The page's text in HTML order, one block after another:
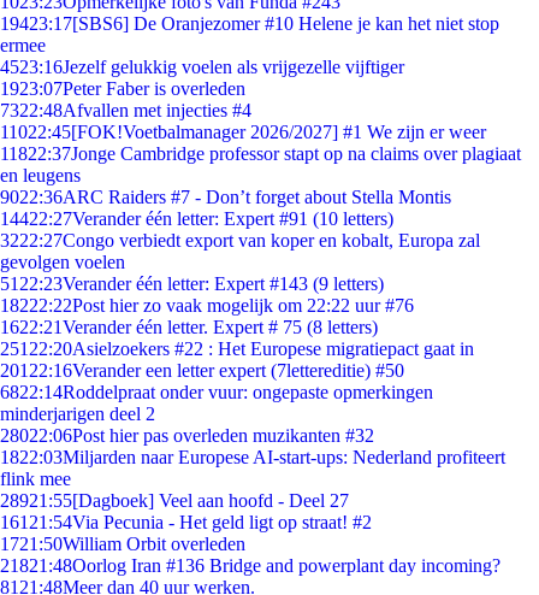
19423:17[SBS6] De Oranjezomer #10 Helene je kan het niet stop
ermee
4523:16Jezelf gelukkig voelen als vrijgezelle vijftiger
1923:07Peter Faber is overleden
7322:48Afvallen met injecties #4
11022:45[FOK!Voetbalmanager 2026/2027] #1 We zijn er weer
11822:37Jonge Cambridge professor stapt op na claims over plagiaat
en leugens
9022:36ARC Raiders #7 - Don’t forget about Stella Montis
14422:27Verander één letter: Expert #91 (10 letters)
3222:27Congo verbiedt export van koper en kobalt, Europa zal
gevolgen voelen
51 22:23Verander één letter: Expert #143 (9 letters)
18222:22Post hier zo vaak mogelijk om 22:22 uur #76
1622:21Verander één letter. Expert # 75 (8 letters)
251 22:20Asielzoekers #22 : Het Europese migratiepact gaat in
201 22:16Verander een letter expert (7lettereditie) #50
6822:14Roddelpraat onder vuur: ongepaste opmerkingen
minderjarigen deel 2
28022:06Post hier pas overleden muzikanten #32
1822:03Miljarden naar Europese AI-start-ups: Nederland profiteert
flink mee
28921:55[Dagboek] Veel aan hoofd - Deel 27
161 21:54Via Pecunia - Het geld ligt op straat! #2
1721:50William Orbit overleden
21821:48Oorlog Iran #136 Bridge and powerplant day incoming?
81 21:48Meer dan 40 uur werken.